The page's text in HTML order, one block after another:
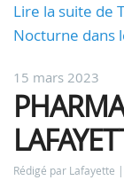
Lire la suite de
Nocturne dans
15 mars 2023
Rédigé par Lafayette